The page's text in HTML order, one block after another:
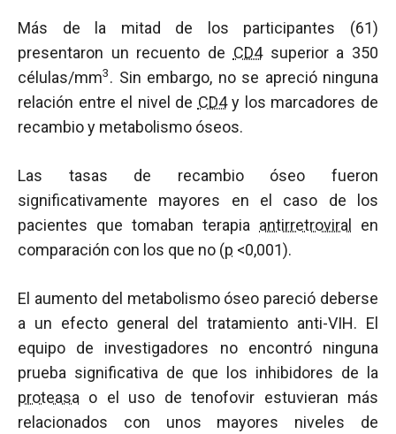
Más de la mitad de los participantes (61)
presentaron un recuento de CD4superior a 350
células/mm3. Sin embargo, no se apreció ninguna
relación entre el nivel de CD4y los marcadores de
recambio y metabolismo óseos.
Las tasas de recambio óseo fueron
significativamente mayores en el caso de los
pacientes que tomaban terapia antirretroviral
en
comparación con los que no (p <0,001).
El aumento del metabolismo óseo pareció deberse
a un efecto general del tratamiento anti-VIH. El
equipo de investigadores no encontró ninguna
prueba significativa de que los inhibidores de la
proteasa o el uso de tenofovir estuvieran más
relacionados con unos mayores niveles de